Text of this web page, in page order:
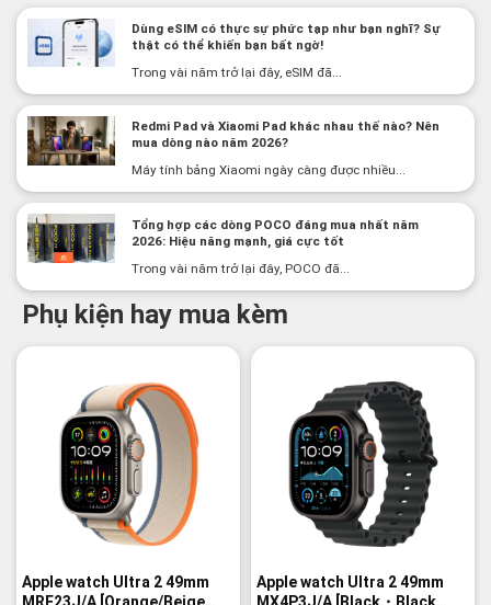
Dùng eSIM có thực sự phức tạp như bạn nghĩ? Sự
thật có thể khiến bạn bất ngờ!
Trong vài năm trở lại đây, eSIM đã...
Redmi Pad và Xiaomi Pad khác nhau thế nào? Nên
mua dòng nào năm 2026?
Máy tính bảng Xiaomi ngày càng được nhiều...
Tổng hợp các dòng POCO đáng mua nhất năm
2026: Hiệu năng mạnh, giá cực tốt
Trong vài năm trở lại đây, POCO đã...
Phụ kiện hay mua kèm
Apple watch Ultra 2 49mm
MRF23J/A [Orange/Beige
Apple watch Ultra 2 49mm
MX4P3J/A [Black・Black